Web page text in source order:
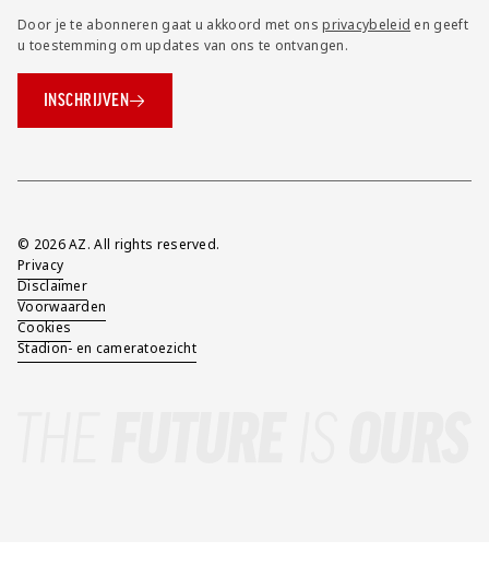
Door je te abonneren gaat u akkoord met onsprivacybeleid en geeft
u toestemming om updates van ons te ontvangen.
INSCHRIJVEN
Overig
© 2026 AZ. All rights reserved.
Privacy
Disclaimer
Voorwaarden
Cookies
Stadion- en cameratoezicht